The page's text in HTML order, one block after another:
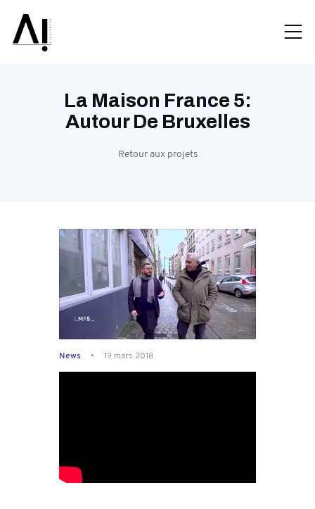
La Maison France 5:
Autour De Bruxelles
Retour aux projets
News 19 mars 2018